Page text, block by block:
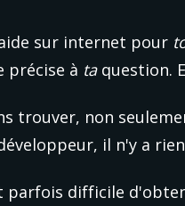
sur internet pour
précise à ta question.
trouver, non
il n'y a
parfois difficile